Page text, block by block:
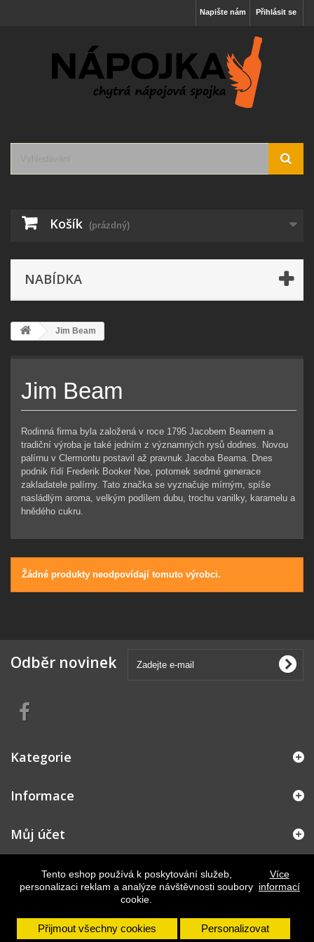
Tento eshop používá k poskytování služeb,
personalizaci reklam a analýze návštěvnosti soubory
cookie.
Více
informací
Přijmout všechny cookies Personalizovat
Přihlásit se
Napište nám
Košík (prázdný)
NABÍDKA
Jim Beam
Jim Beam
Rodinná firma byla založená v roce 1795 Jacobem Beamem a
tradiční výroba je také jedním z významných rysů dodnes. Novou
palírnu v Clermontu postavil až pravnuk Jacoba Beama. Dnes
podnik řídí Frederik Booker Noe, potomek sedmé generace
zakladatele palírny. Tato značka se vyznačuje mírným, spíše
nasládlým aroma, velkým podílem dubu, trochu vanilky, karamelu a
hnědého cukru.
Žádné produkty neodpovídají tomuto výrobci.
Odběr novinek
Kategorie
Informace
Můj účet
Kontakt